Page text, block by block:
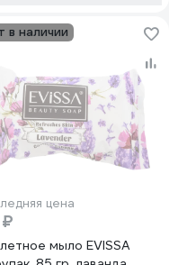
в наличии
цена
мыло EVISSА